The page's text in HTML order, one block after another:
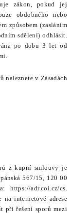
zákon, pokud jej
obdobného nebo
způsobem (zasláním
sdělení) odhlásit.
po dobu 3 let od
naleznete v Zásadách
z kupní smlouvy je
567/15, 120 00
https://adr.coi.cz/cs.
na internetové adrese
při řešení sporů mezi